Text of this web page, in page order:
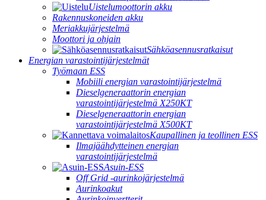
Uistelumoottorin akku
Rakennuskoneiden akku
Meriakkujärjestelmä
Moottori ja ohjain
Sähköasennusratkaisut
Energian varastointijärjestelmät
Työmaan ESS
Mobiili energian varastointijärjestelmä
Dieselgeneraattorin energian
varastointijärjestelmä X250KT
Dieselgeneraattorin energian
varastointijärjestelmä X500KT
Kaupallinen ja teollinen ESS
Ilmajäähdytteinen energian
varastointijärjestelmä
Asuin-ESS
Off Grid -aurinkojärjestelmä
Aurinkoakut